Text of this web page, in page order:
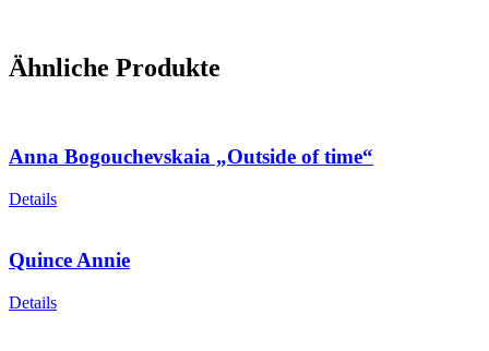
Ähnliche Produkte
Anna Bogouchevskaia „Outside of time“
Details
Quince Annie
Details